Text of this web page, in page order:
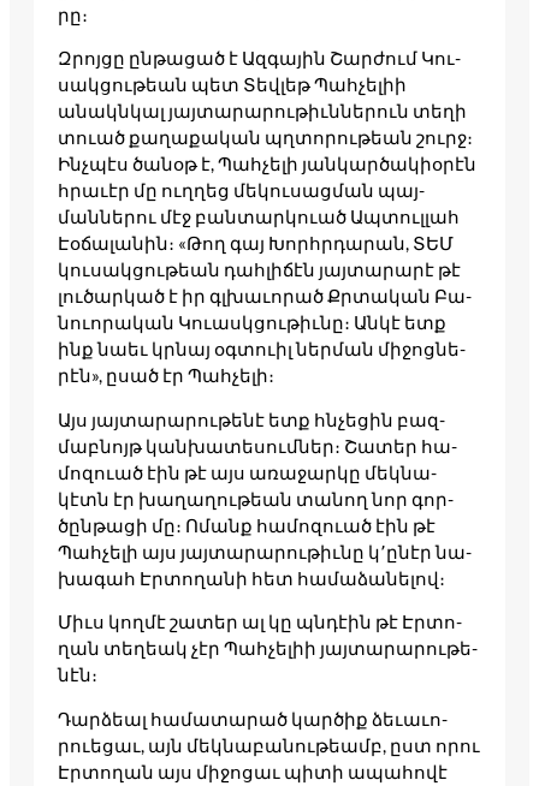
րը։
Զրոյ­ցը ըն­թա­ցած է Ազ­գա­յին Շար­ժում Կու­
սակցու­թեան պետ Տեվ­լեթ Պահ­չե­լիի
անակնկալ յայ­տա­րարու­թիւննե­րուն տե­ղի
տո­ւած քա­ղաքա­կան պղտո­րու­թեան շուրջ։
Ինչպէս ծա­նօթ է, Պահ­չե­լի յան­կարծա­կիօրէն
հրա­ւէր մը ուղղեց մե­կու­սացման պայ­
մաննե­րու մէջ բան­տարկուած Ապ­տուլլահ
Էօճա­լանին։ «Թող գայ Խորհրդա­րան, ՏԵՄ
կու­սակցու­թեան դահ­լի­ճէն յայ­տա­րարէ թէ
լու­ծարկած է իր գլխա­ւորած Քրտա­կան Բա­
նուո­րական Կո­ւասկցու­թիւնը։ Ան­կէ ետք
ինք նաեւ կրնայ օգ­տո­ւիլ ներ­ման մի­ջոց­նե­
րէն», ըսած էր Պահ­չե­լի։
Այս յայ­տա­րարու­թե­նէ ետք հնչե­ցին բազ­
մաբնոյթ կան­խա­տեսումներ։ Շա­տեր հա­
մոզո­ւած էին թէ այս առա­ջար­կը մեկ­նա­
կէտն էր խա­ղաղու­թեան տա­նող նոր գոր­
ծընթա­ցի մը։ Ոմանք հա­մոզո­ւած էին թէ
Պահ­չե­լի այս յայ­տա­րարու­թիւնը կ՚ընէր նա­
խագահ Էր­տո­ղանի հետ հա­մաձա­նելով։
Միւս կող­մէ շա­տեր ալ կը պնդէին թէ Էր­տո­
ղան տե­ղեակ չէր Պահ­չե­լիի յայ­տա­րարու­թե­
նէն։
Դար­ձեալ հա­մատա­րած կար­ծիք ձե­ւաւո­
րուե­ցաւ, այն մեկ­նա­բանու­թեամբ, ըստ որու
Էր­տո­ղան այս մի­ջոցաւ պի­տի ապա­հովէ